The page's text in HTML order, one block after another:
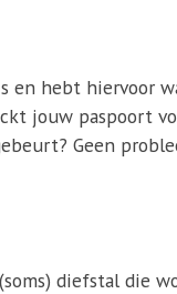
en hebt hiervoor
jouw paspoort
Geen
diefstal die